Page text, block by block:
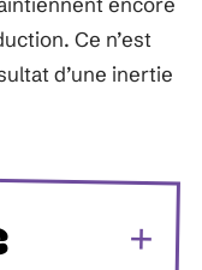
Ce n’est
d’une inertie